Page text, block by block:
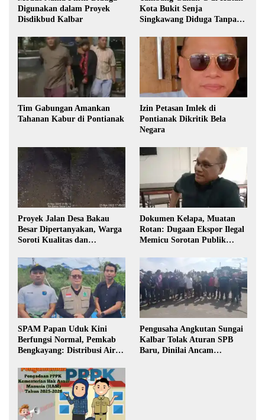
Digunakan dalam Proyek
Disdikbud Kalbar
Kota Bukit Senja
Singkawang Diduga Tanpa
Tim Gabungan Amankan
Tahanan Kabur di Pontianak
Izin Petasan Imlek di
Pontianak Dikritik Bela
Negara
Proyek Jalan Desa Bakau
Besar Dipertanyakan, Warga
Soroti Kualitas dan
Pembangunan
Dokumen Kelapa, Muatan
Rotan: Dugaan Ekspor Ilegal
Memicu Sorotan Publik
SPAM Papan Uduk Kini
Berfungsi Normal, Pemkab
Bengkayang: Distribusi Air
Warga
Pengusaha Angkutan Sungai
Kalbar Tolak Aturan SPB
Baru, Dinilai Ancam